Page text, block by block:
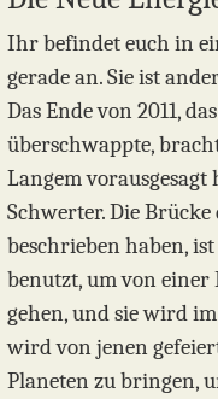
Ihr befindet euch in
gerade an. Sie ist
Das Ende von 2011,
überschwappte,
Langem vorausgesagt
Schwerter. Die
beschrieben haben,
benutzt, um von einer
gehen, und sie wird
wird von jenen
Planeten zu bringen,